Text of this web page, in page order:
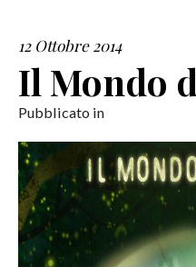
12 Ottobre 2014
Il Mondo
Pubblicato in